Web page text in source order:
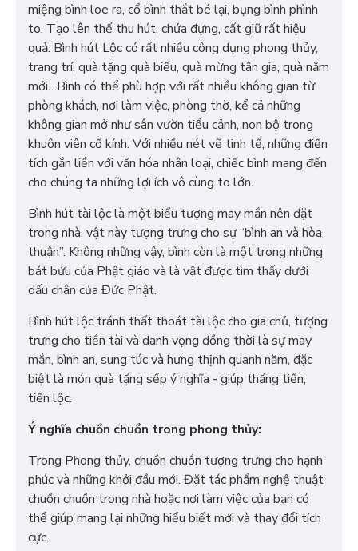
miệng bình loe ra, cổ bình thắt bé lại, bụng bình phình
to. Tạo lên thế thu hút, chứa đựng, cất giữ rất hiệu
quả. Bình hút Lộc có rất nhiều công dụng phong thủy,
trang trí, quà tặng quà biếu, quà mừng tân gia, quà năm
mới…Bình có thể phù hợp với rất nhiều không gian từ
phòng khách, nơi làm việc, phòng thờ, kể cả những
không gian mở như sân vườn tiểu cảnh, non bộ trong
khuôn viên cổ kính. Với nhiều nét vẽ tinh tế, những điển
tích gắn liền với văn hóa nhân loại, chiếc bình mang đến
cho chúng ta những lợi ích vô cùng to lớn.
Bình hút tài lộc là một biểu tượng may mắn nên đặt
trong nhà, vật này tượng trưng cho sự “bình an và hòa
thuận”. Không những vậy, bình còn là một trong những
bát bửu của Phật giáo và là vật được tìm thấy dưới
dấu chân của Đức Phật.
Bình hút lộc tránh thất thoát tài lộc cho gia chủ, tượng
trưng cho tiền tài và danh vọng đồng thời là sự may
mắn, bình an, sung túc và hưng thịnh quanh năm, đặc
biệt là món quà tặng sếp ý nghĩa - giúp thăng tiến,
tiến lộc.
Ý nghĩa chuồn chuồn trong phong thủy:
Trong Phong thủy, chuồn chuồn tượng trưng cho hạnh
phúc và những khởi đầu mới. Đặt tác phẩm nghệ thuật
chuồn chuồn trong nhà hoặc nơi làm việc của bạn có
thể giúp mang lại những hiểu biết mới và thay đổi tích
cực.